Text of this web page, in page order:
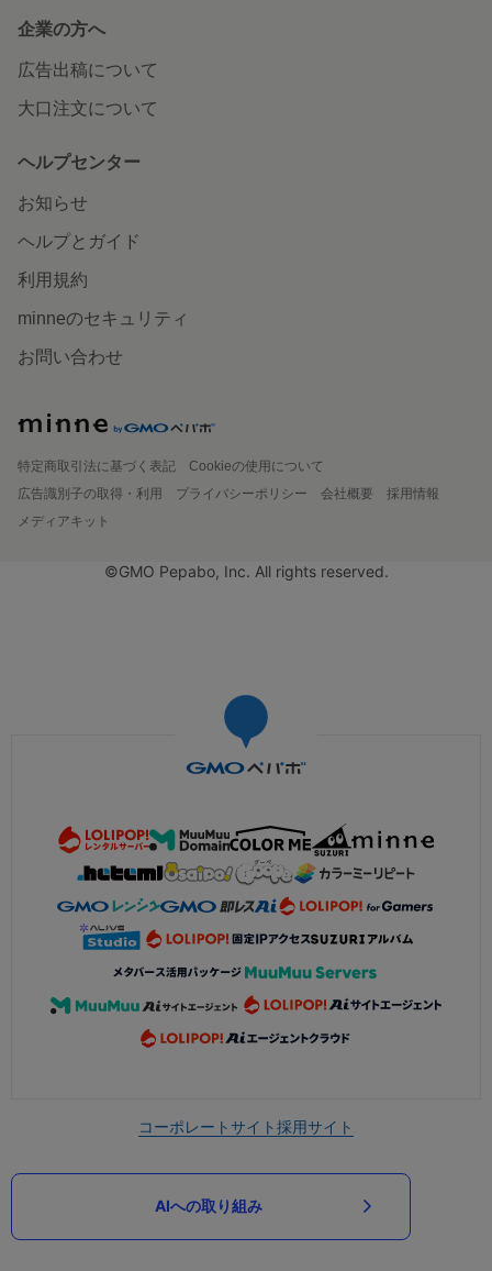
企業の方へ
広告出稿について
大口注文について
ヘルプセンター
お知らせ
ヘルプとガイド
利用規約
minneのセキュリティ
お問い合わせ
特定商取引法に基づく表記
Cookieの使用について
広告識別子の取得・利用
プライバシーポリシー 会社概要
採用情報
メディアキット
©GMO Pepabo, Inc. All rights reserved.
コーポレートサイト採用サイト
AIへの取り組み